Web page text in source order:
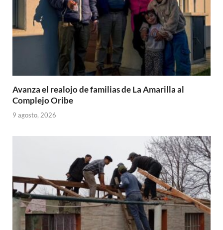
Avanza el realojo de familias de La Amarilla al
Complejo Oribe
9 agosto, 2026